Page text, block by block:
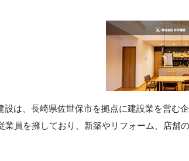
設は、長崎県佐世保市を拠点に建設業を営む
業員を擁しており、新築やリフォーム、店舗